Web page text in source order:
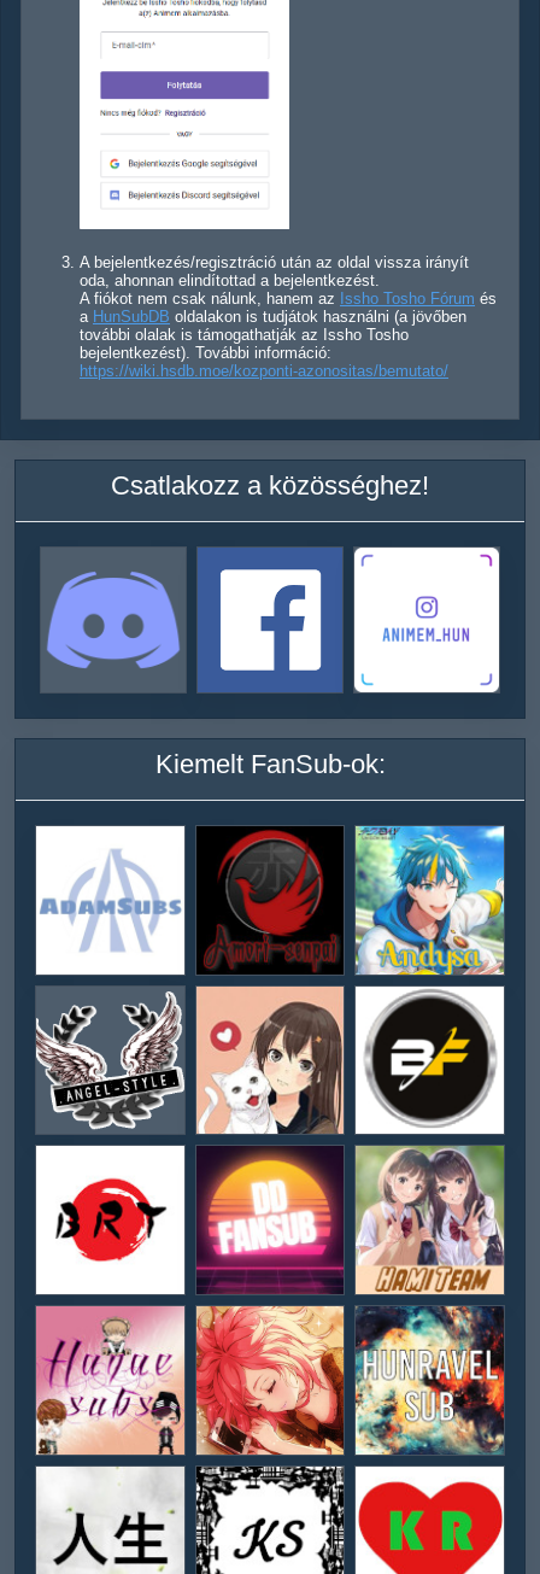
A bejelentkezés/regisztráció után az oldal vissza irányít
oda, ahonnan elindítottad a bejelentkezést.
A fiókot nem csak nálunk, hanem az Issho Tosho Fórum és
a HunSubDB oldalakon is tudjátok használni (a jövőben
további olalak is támogathatják az Issho Tosho
bejelentkezést). További információ:
https://wiki.hsdb.moe/kozponti-azonositas/bemutato/
Csatlakozz a közösséghez!
Kiemelt FanSub-ok: